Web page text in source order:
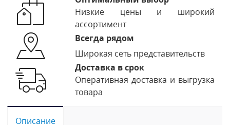
Низкие цены и широкий
ассортимент
Всегда рядом
Широкая сеть представительств
Доставка в срок
Оперативная доставка и выгрузка
товара
Описание